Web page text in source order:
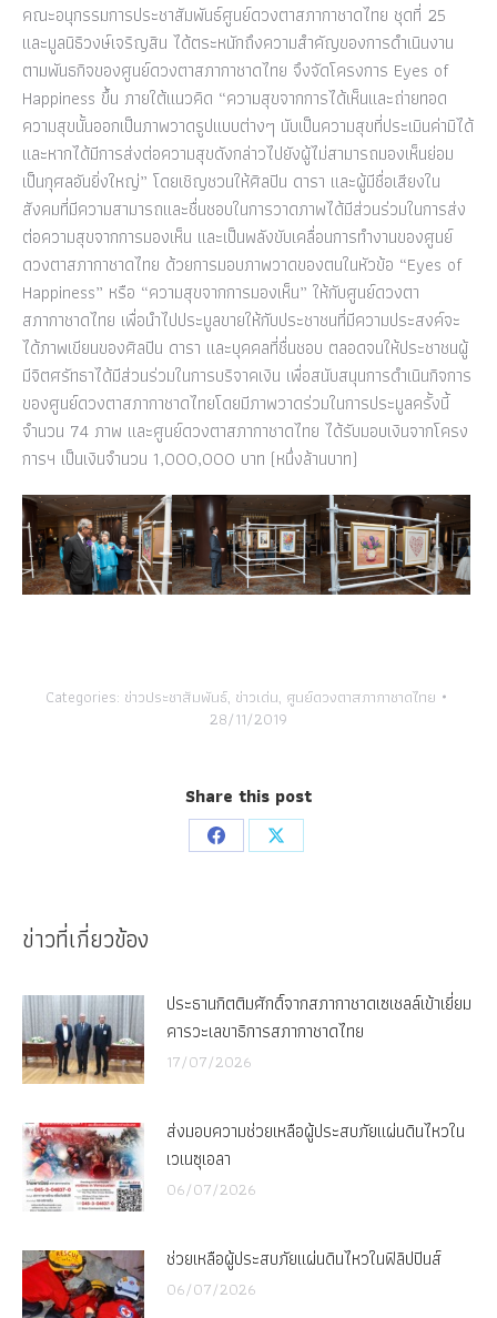
คณะอนุกรรมการประชาสัมพันธ์ศูนย์ดวงตาสภากาชาดไทย ชุดที่ 25
และมูลนิธิวงษ์เจริญสิน ได้ตระหนักถึงความสำคัญของการดำเนินงาน
ตามพันธกิจของศูนย์ดวงตาสภากาชาดไทย จึงจัดโครงการ Eyes of
Happiness ขึ้น ภายใต้แนวคิด “ความสุขจากการได้เห็นและถ่ายทอด
ความสุขนั้นออกเป็นภาพวาดรูปแบบต่างๆ นับเป็นความสุขที่ประเมินค่ามิได้
และหากได้มีการส่งต่อความสุขดังกล่าวไปยังผู้ไม่สามารถมองเห็นย่อม
เป็นกุศลอันยิ่งใหญ่” โดยเชิญชวนให้ศิลปิน ดารา และผู้มีชื่อเสียงใน
สังคมที่มีความสามารถและชื่นชอบในการวาดภาพได้มีส่วนร่วมในการส่ง
ต่อความสุขจากการมองเห็น และเป็นพลังขับเคลื่อนการทำงานของศูนย์
ดวงตาสภากาชาดไทย ด้วยการมอบภาพวาดของตนในหัวข้อ “Eyes of
Happiness” หรือ “ความสุขจากการมองเห็น” ให้กับศูนย์ดวงตา
สภากาชาดไทย เพื่อนำไปประมูลขายให้กับประชาชนที่มีความประสงค์จะ
ได้ภาพเขียนของศิลปิน ดารา และบุคคลที่ชื่นชอบ ตลอดจนให้ประชาชนผู้
มีจิตศรัทธาได้มีส่วนร่วมในการบริจาคเงิน เพื่อสนับสนุนการดำเนินกิจการ
ของศูนย์ดวงตาสภากาชาดไทยโดยมีภาพวาดร่วมในการประมูลครั้งนี้
จำนวน 74 ภาพ และศูนย์ดวงตาสภากาชาดไทย ได้รับมอบเงินจากโครง
การฯ เป็นเงินจำนวน 1,000,000 บาท (หนึ่งล้านบาท)
Categories: ข่าวประชาสัมพันธ์, ข่าวเด่น, ศูนย์ดวงตาสภากาชาดไทย
28/11/2019
Share this post
Share
Share
ข่าวที่เกี่ยวข้อง
ประธานกิตติมศักดิ์จากสภากาชาดเซเชลล์เข้าเยี่ยม
คารวะเลขาธิการสภากาชาดไทย
17/07/2026
ส่งมอบความช่วยเหลือผู้ประสบภัยแผ่นดินไหวใน
เวเนซุเอลา
06/07/2026
ช่วยเหลือผู้ประสบภัยแผ่นดินไหวในฟิลิปปินส์
06/07/2026